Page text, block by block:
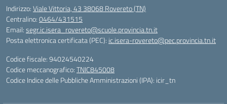
Indirizzo:Viale Vittoria, 43 38068 Rovereto (TN)
Centralino:0464/431515
Email:segr.ic.isera_rovereto@scuole.provincia.tn.it
Posta elettronica certificata (PEC): ic.isera-rovereto@pec.provincia.tn.it
Codice fiscale: 94024540224
Codice meccanografico:TNIC845008
Codice Indice delle Pubbliche Amministrazioni (IPA): icir_tn